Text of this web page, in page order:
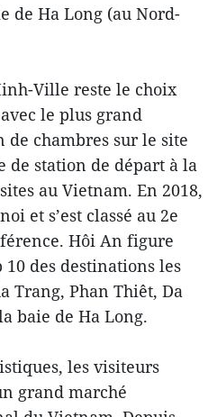
de Ha Long (au Nord-
Ville reste le choix
le plus grand
chambres sur le site
de station de départ à la
au Vietnam. En 2018,
et s’est classé au 2e
Hôi An figure
des destinations les
Trang, Phan Thiêt, Da
baie de Ha Long.
les visiteurs
grand marché